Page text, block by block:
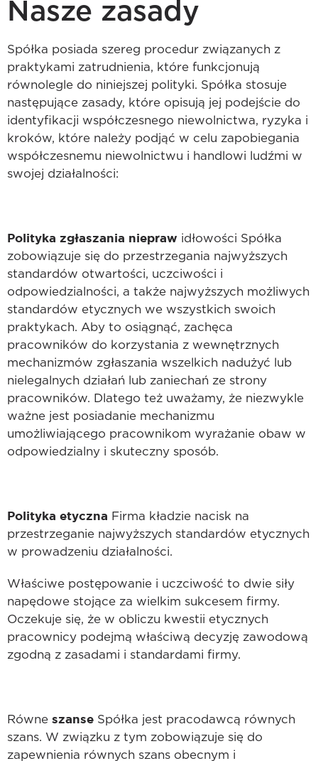
Nasze zasady
Spółka posiada szereg procedur związanych z
praktykami zatrudnienia, które funkcjonują
równolegle do niniejszej polityki. Spółka stosuje
następujące zasady, które opisują jej podejście do
identyfikacji współczesnego niewolnictwa, ryzyka i
kroków, które należy podjąć w celu zapobiegania
współczesnemu niewolnictwu i handlowi ludźmi w
swojej działalności:
Polityka zgłaszania niepraw idłowości Spółka
zobowiązuje się do przestrzegania najwyższych
standardów otwartości, uczciwości i
odpowiedzialności, a także najwyższych możliwych
standardów etycznych we wszystkich swoich
praktykach. Aby to osiągnąć, zachęca
pracowników do korzystania z wewnętrznych
mechanizmów zgłaszania wszelkich nadużyć lub
nielegalnych działań lub zaniechań ze strony
pracowników. Dlatego też uważamy, że niezwykle
ważne jest posiadanie mechanizmu
umożliwiającego pracownikom wyrażanie obaw w
odpowiedzialny i skuteczny sposób.
Polityka etyczna Firma kładzie nacisk na
przestrzeganie najwyższych standardów etycznych
w prowadzeniu działalności.
Właściwe postępowanie i uczciwość to dwie siły
napędowe stojące za wielkim sukcesem firmy.
Oczekuje się, że w obliczu kwestii etycznych
pracownicy podejmą właściwą decyzję zawodową
zgodną z zasadami i standardami firmy.
Równe szanse Spółka jest pracodawcą równych
szans. W związku z tym zobowiązuje się do
zapewnienia równych szans obecnym i